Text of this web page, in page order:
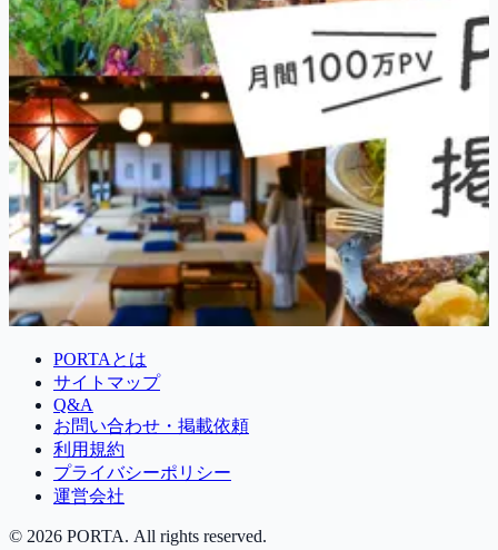
PORTAとは
サイトマップ
Q&A
お問い合わせ・掲載依頼
利用規約
プライバシーポリシー
運営会社
© 2026 PORTA. All rights reserved.